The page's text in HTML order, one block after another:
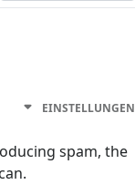
EINSTELLUNGEN
spam, the